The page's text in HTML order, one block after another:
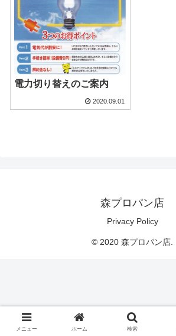
電力切り替えのご案内
2020.09.01
森プロパン店
Privacy Policy
© 2020 森プロパン店.
メニュー ホーム 検索